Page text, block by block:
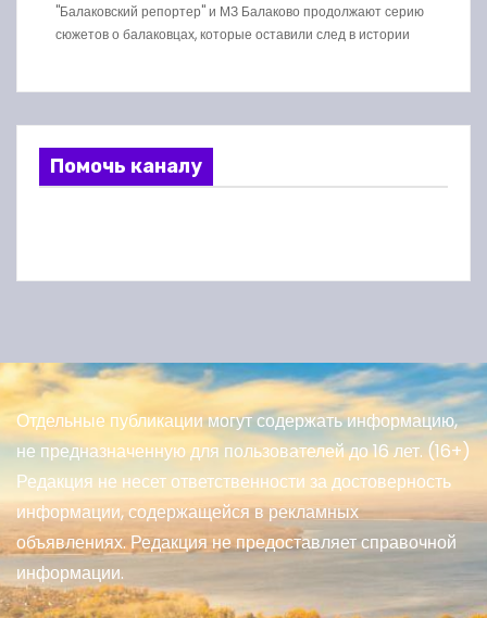
"Балаковский репортер" и МЗ Балаково продолжают серию
сюжетов о балаковцах, которые оставили след в истории
Помочь каналу
Отдельные публикации могут содержать информацию,
не предназначенную для пользователей до 16 лет. (16+)
Редакция не несет ответственности за достоверность
информации, содержащейся в рекламных
объявлениях. Редакция не предоставляет справочной
информации.